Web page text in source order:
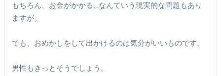
もちろん、お金がかかる…なんていう現実的な問題もあり
ますが。
でも、おめかしをして出かけるのは気分がいいものです。
男性もきっとそうでしょう。